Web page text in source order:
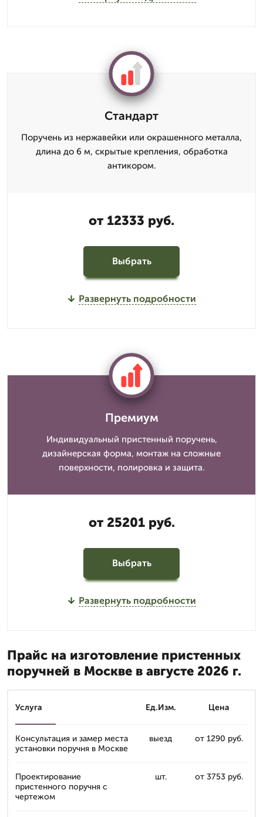
Стандарт
Поручень из нержавейки или окрашенного металла,
длина до 6 м, скрытые крепления, обработка
антикором.
от 12333 руб.
Выбрать
Развернуть подробности
Премиум
Индивидуальный пристенный поручень,
дизайнерская форма, монтаж на сложные
поверхности, полировка и защита.
от 25201 руб.
Выбрать
Развернуть подробности
Прайс на изготовление пристенных
поручней в Москве в августе 2026 г.
Услуга Ед.Изм. Цена
Консультация и замер места
установки поручня в Москве
выезд от 1290 руб.
Проектирование
пристенного поручня с
чертежом
шт. от 3753 руб.